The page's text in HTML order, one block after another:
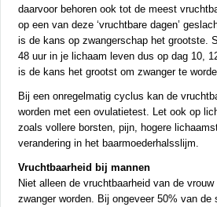
daarvoor behoren ook tot de meest
op een van deze ‘vruchtbare dagen’
is de kans op zwangerschap het grootste.
48 uur in je lichaam leven dus op dag 10,
is de kans het grootst om zwanger te
Bij een onregelmatig cyclus kan de
worden met een ovulatietest. Let ook op
zoals vollere borsten, pijn, hogere
verandering in het baarmoederhalsslijm.
Vruchtbaarheid bij mannen
Niet alleen de vruchtbaarheid van de
zwanger worden. Bij ongeveer 50% van de